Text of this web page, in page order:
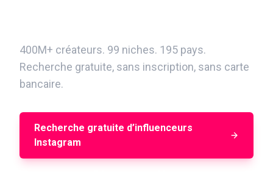
400M+ créateurs. 99 niches. 195 pays.
Recherche gratuite, sans inscription, sans carte
bancaire.
Recherche gratuite d’influenceurs
Instagram